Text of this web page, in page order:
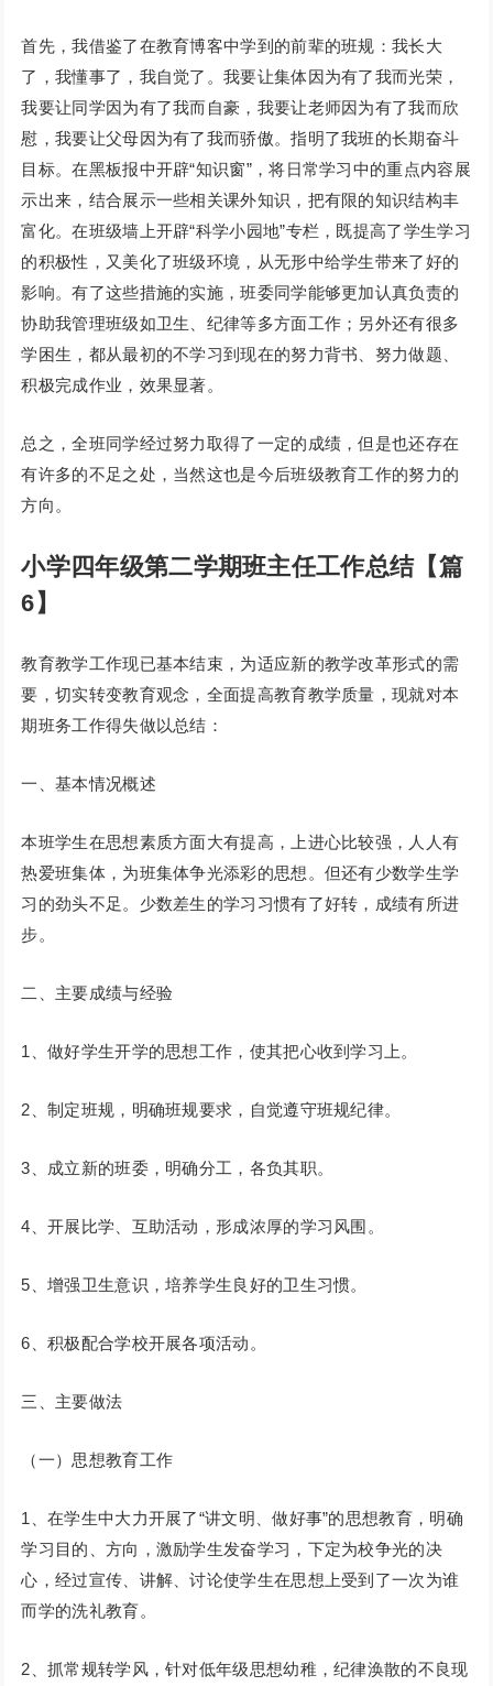
首先，我借鉴了在教育博客中学到的前辈的班规：我长大
了，我懂事了，我自觉了。我要让集体因为有了我而光荣，
我要让同学因为有了我而自豪，我要让老师因为有了我而欣
慰，我要让父母因为有了我而骄傲。指明了我班的长期奋斗
目标。在黑板报中开辟“知识窗”，将日常学习中的重点内容展
示出来，结合展示一些相关课外知识，把有限的知识结构丰
富化。在班级墙上开辟“科学小园地”专栏，既提高了学生学习
的积极性，又美化了班级环境，从无形中给学生带来了好的
影响。有了这些措施的实施，班委同学能够更加认真负责的
协助我管理班级如卫生、纪律等多方面工作；另外还有很多
学困生，都从最初的不学习到现在的努力背书、努力做题、
积极完成作业，效果显著。
总之，全班同学经过努力取得了一定的成绩，但是也还存在
有许多的不足之处，当然这也是今后班级教育工作的努力的
方向。
小学四年级第二学期班主任工作总结【篇
6】
教育教学工作现已基本结束，为适应新的教学改革形式的需
要，切实转变教育观念，全面提高教育教学质量，现就对本
期班务工作得失做以总结：
一、基本情况概述
本班学生在思想素质方面大有提高，上进心比较强，人人有
热爱班集体，为班集体争光添彩的思想。但还有少数学生学
习的劲头不足。少数差生的学习习惯有了好转，成绩有所进
步。
二、主要成绩与经验
1、做好学生开学的思想工作，使其把心收到学习上。
2、制定班规，明确班规要求，自觉遵守班规纪律。
3、成立新的班委，明确分工，各负其职。
4、开展比学、互助活动，形成浓厚的学习风围。
5、增强卫生意识，培养学生良好的卫生习惯。
6、积极配合学校开展各项活动。
三、主要做法
（一）思想教育工作
1、在学生中大力开展了“讲文明、做好事”的思想教育，明确
学习目的、方向，激励学生发奋学习，下定为校争光的决
心，经过宣传、讲解、讨论使学生在思想上受到了一次为谁
而学的洗礼教育。
2、抓常规转学风，针对低年级思想幼稚，纪律涣散的不良现